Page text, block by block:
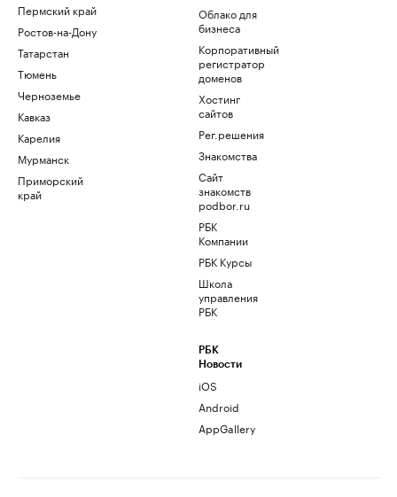
Пермский край
Ростов-на-Дону
Татарстан
Тюмень
Черноземье
Кавказ
Карелия
Мурманск
Приморский
край
Облако для
бизнеса
Корпоративный
регистратор
доменов
Хостинг
сайтов
Рег.решения
Знакомства
Сайт
знакомств
podbor.ru
РБК
Компании
РБК Курсы
Школа
управления
РБК
РБК
Новости
iOS
Android
AppGallery